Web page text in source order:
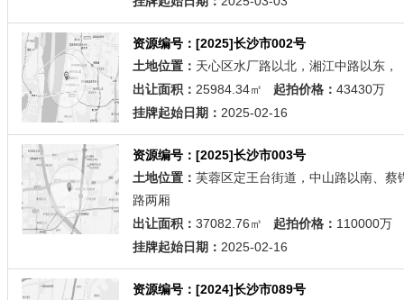
资源编号：[2025]长沙市002号
土地位置： 天心区水厂路以北，湘江中路以东，
出让面积： 25984.34㎡ 起拍价格： 43430万
挂牌起始日期： 2025-02-16
资源编号：[2025]长沙市003号
土地位置： 芙蓉区定王台街道，中山路以南、蔡
路两厢
出让面积： 37082.76㎡ 起拍价格： 110000万
挂牌起始日期： 2025-02-16
资源编号：[2024]长沙市089号